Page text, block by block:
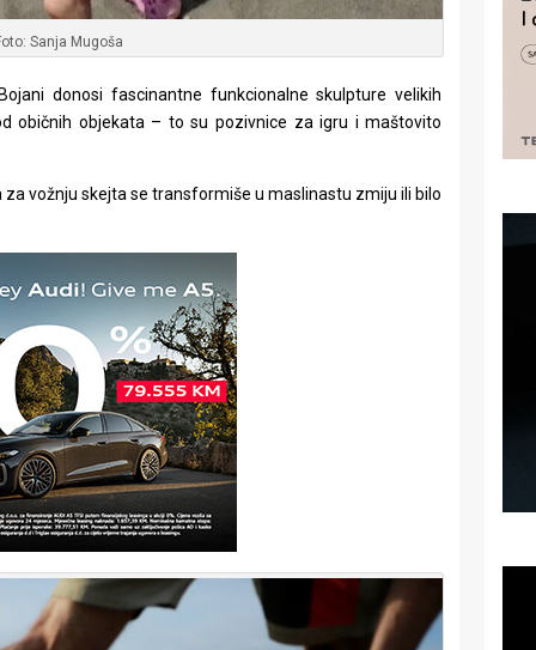
Sanja Mugoša
donosi fascinantne funkcionalne skulpture velikih
običnih objekata – to su pozivnice za igru i maštovito
vožnju skejta se transformiše u maslinastu zmiju ili bilo